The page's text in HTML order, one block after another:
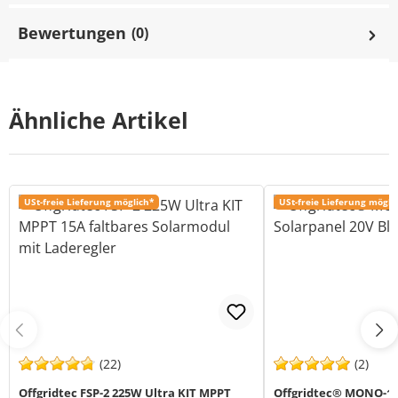
Ähnliche Artikel
USt-freie Lieferung möglich*
(22)
Offgridtec FSP-2 225W Ultra KIT MPPT
USt-freie Lieferung
(2)
Offgridtec® MONO-
Bewertungen (0)